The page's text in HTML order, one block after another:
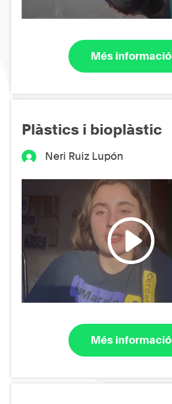
Més informació
Plàstics i bioplàstic
Neri Ruiz Lupón
Més informació